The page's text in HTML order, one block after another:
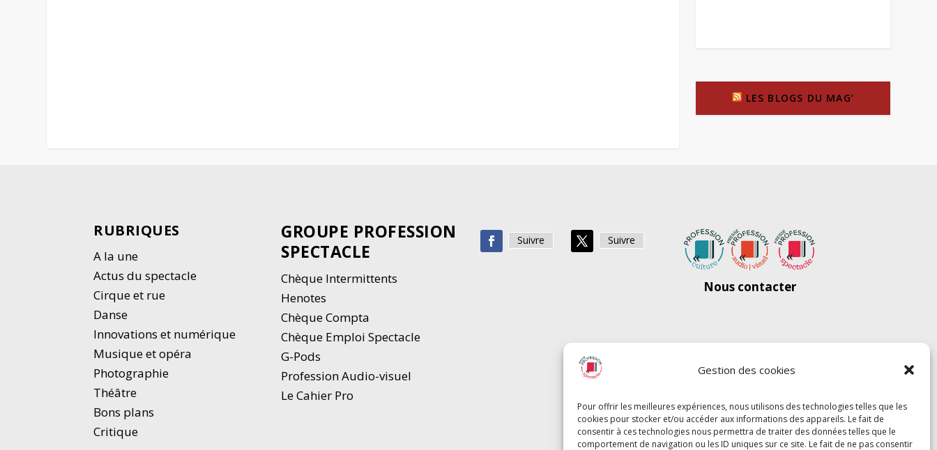
Gestion des cookies
Pour offrir les meilleures expériences, nous utilisons des technologies telles que les
cookies pour stocker et/ou accéder aux informations des appareils. Le fait de
consentir à ces technologies nous permettra de traiter des données telles que le
comportement de navigation ou les ID uniques sur ce site. Le fait de ne pas consentir
LES BLOGS DU MAG’
RUBRIQUES
A la une
Actus du spectacle
Cirque et rue
Danse
Innovations et numérique
Musique et opéra
Photographie
Théâtre
Bons plans
Critique
GROUPE PROFESSION
SPECTACLE
Chèque Intermittents
Henotes
Chèque Compta
Chèque Emploi Spectacle
G-Pods
Profession Audio-visuel
Le Cahier Pro
Suivre Suivre
Nous contacter